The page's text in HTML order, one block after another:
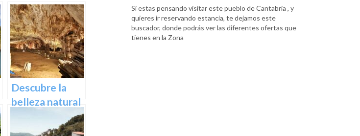
Descubre la
belleza natural
de Las Cuevas
de Pozalagua:
Si estas pensando visitar este pueblo de Cantabria , y
quieres ir reservando estancia, te dejamos este
buscador, donde podrás ver las diferentes ofertas que
tienes en la Zona